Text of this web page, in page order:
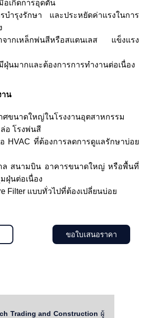
อเกิดการอุดตัน
บำรุงรักษา และประหยัดค่าแรงในการ
จากเหล็กพ่นสีหรือสแตนเลส แข็งแรง
ฝุ่นมากและต้องการการทำงานต่อเนื่อง
าน
ศขนาดใหญ่ในโรงงานอุตสาหกรรม
ล่อ โรงพ่นสี
HVAC ที่ต้องการลดการดูแลรักษาบ่อย
ล สนามบิน อาคารขนาดใหญ่ หรือพื้นที่
ฝุ่นต่อเนื่อง
Filter แบบทั่วไปที่ต้องเปลี่ยนบ่อย
ขอใบเสนอราคา
Trading and Construction ผู้